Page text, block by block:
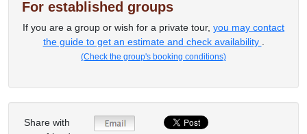
For established groups
If you are a group or wish for a private tour, you may contact
the guide to get an estimate and check availability
(Check the group's booking conditions)
Share with